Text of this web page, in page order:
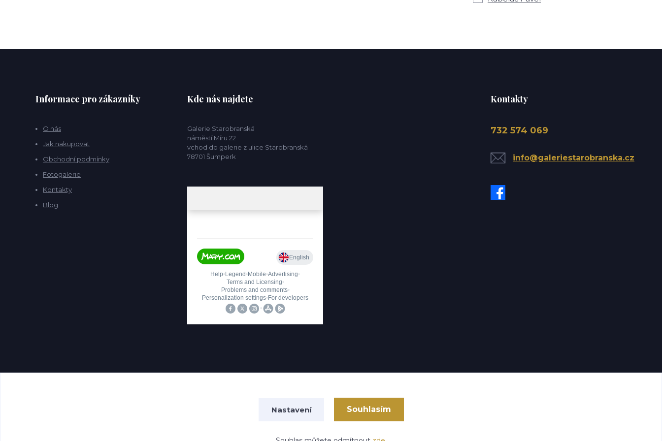
Informace pro zákazníky
O nás
Jak nakupovat
Obchodní podmínky
Fotogalerie
Kontakty
Blog
Kde nás najdete
Galerie Starobranská
náměstí Míru 22
vchod do galerie z ulice Starobranská
78701 Šumperk
Kontakty
732 574 069
info@galeriestarobranska.cz
Nastavení Souhlasím